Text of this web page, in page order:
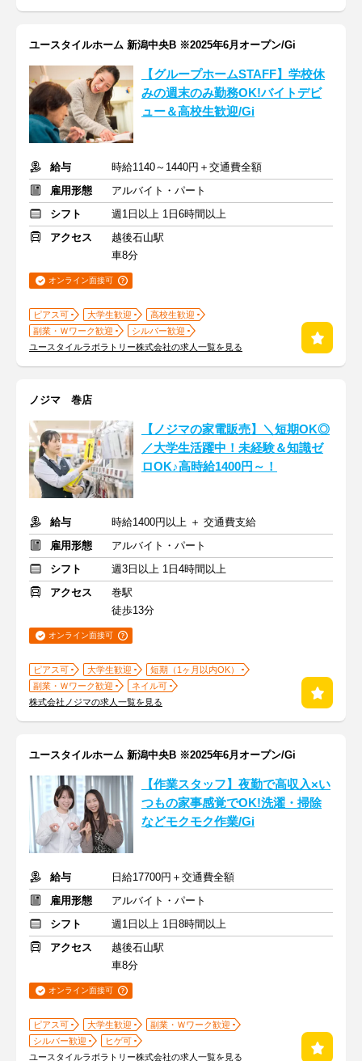
ユースタイルホーム 新潟中央B ※2025年6月オープン/Gi
【グループホームSTAFF】学校休
みの週末のみ勤務OK!バイトデビ
ュー＆高校生歓迎/Gi
給与
時給1140～1440円＋交通費全額
雇用形態
アルバイト・パート
シフト
週1日以上 1日6時間以上
アクセス
越後石山駅
車8分
オンライン面接可
ピアス可 大学生歓迎
高校生歓迎
副業・Ｗワーク歓迎
シルバー歓迎
ユースタイルラボラトリー株式会社の求人一覧を見る
ノジマ 巻店
【ノジマの家電販売】＼短期OK◎
／大学生活躍中！未経験＆知識ゼ
ロOK♪高時給1400円～！
給与
時給1400円以上 ＋ 交通費支給
雇用形態
アルバイト・パート
シフト
週3日以上 1日4時間以上
アクセス
巻駅
徒歩13分
オンライン面接可
ピアス可 大学生歓迎
短期（1ヶ月以内OK）
副業・Ｗワーク歓迎
ネイル可
株式会社ノジマの求人一覧を見る
ユースタイルホーム 新潟中央B ※2025年6月オープン/Gi
【作業スタッフ】夜勤で高収入×い
つもの家事感覚でOK!洗濯・掃除
などモクモク作業/Gi
給与
日給17700円＋交通費全額
雇用形態
アルバイト・パート
シフト
週1日以上 1日8時間以上
アクセス
越後石山駅
車8分
オンライン面接可
ピアス可 大学生歓迎
副業・Ｗワーク歓迎
シルバー歓迎
ヒゲ可
ユースタイルラボラトリー株式会社の求人一覧を見る